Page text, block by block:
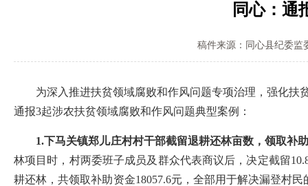
同心：通
稿件来源：同心县纪委监
为深入推进扶贫领域腐败和作风问题专项治理，强化扶
通报3起涉农扶贫领域腐败和作风问题典型案例：
1.下马关镇郑儿庄村村干部截留退耕还林亩数，领取补
林项目时，村两委班子成员及群众代表商议后，决定截留
耕还林，共领取补助资金18057.6元，全部用于解决漏登村